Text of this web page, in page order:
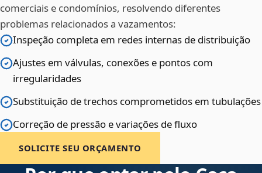
comerciais e condomínios, resolvendo diferentes
problemas relacionados a vazamentos:
Inspeção completa em redes internas de distribuição
Ajustes em válvulas, conexões e pontos com
irregularidades
Substituição de trechos comprometidos em tubulações
Correção de pressão e variações de fluxo
SOLICITE SEU ORÇAMENTO